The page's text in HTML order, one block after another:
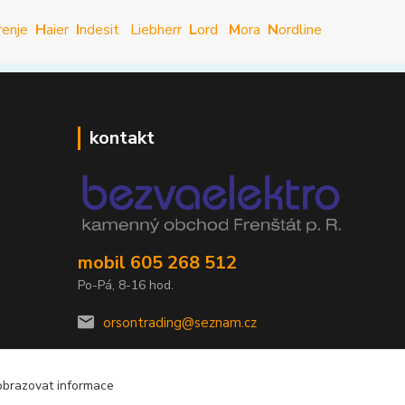
Haier Indesit Liebherr Lord Mora Nordline
kontakt
mobil 605 268 512
Po-Pá, 8-16 hod.
orsontrading@seznam.cz
informace